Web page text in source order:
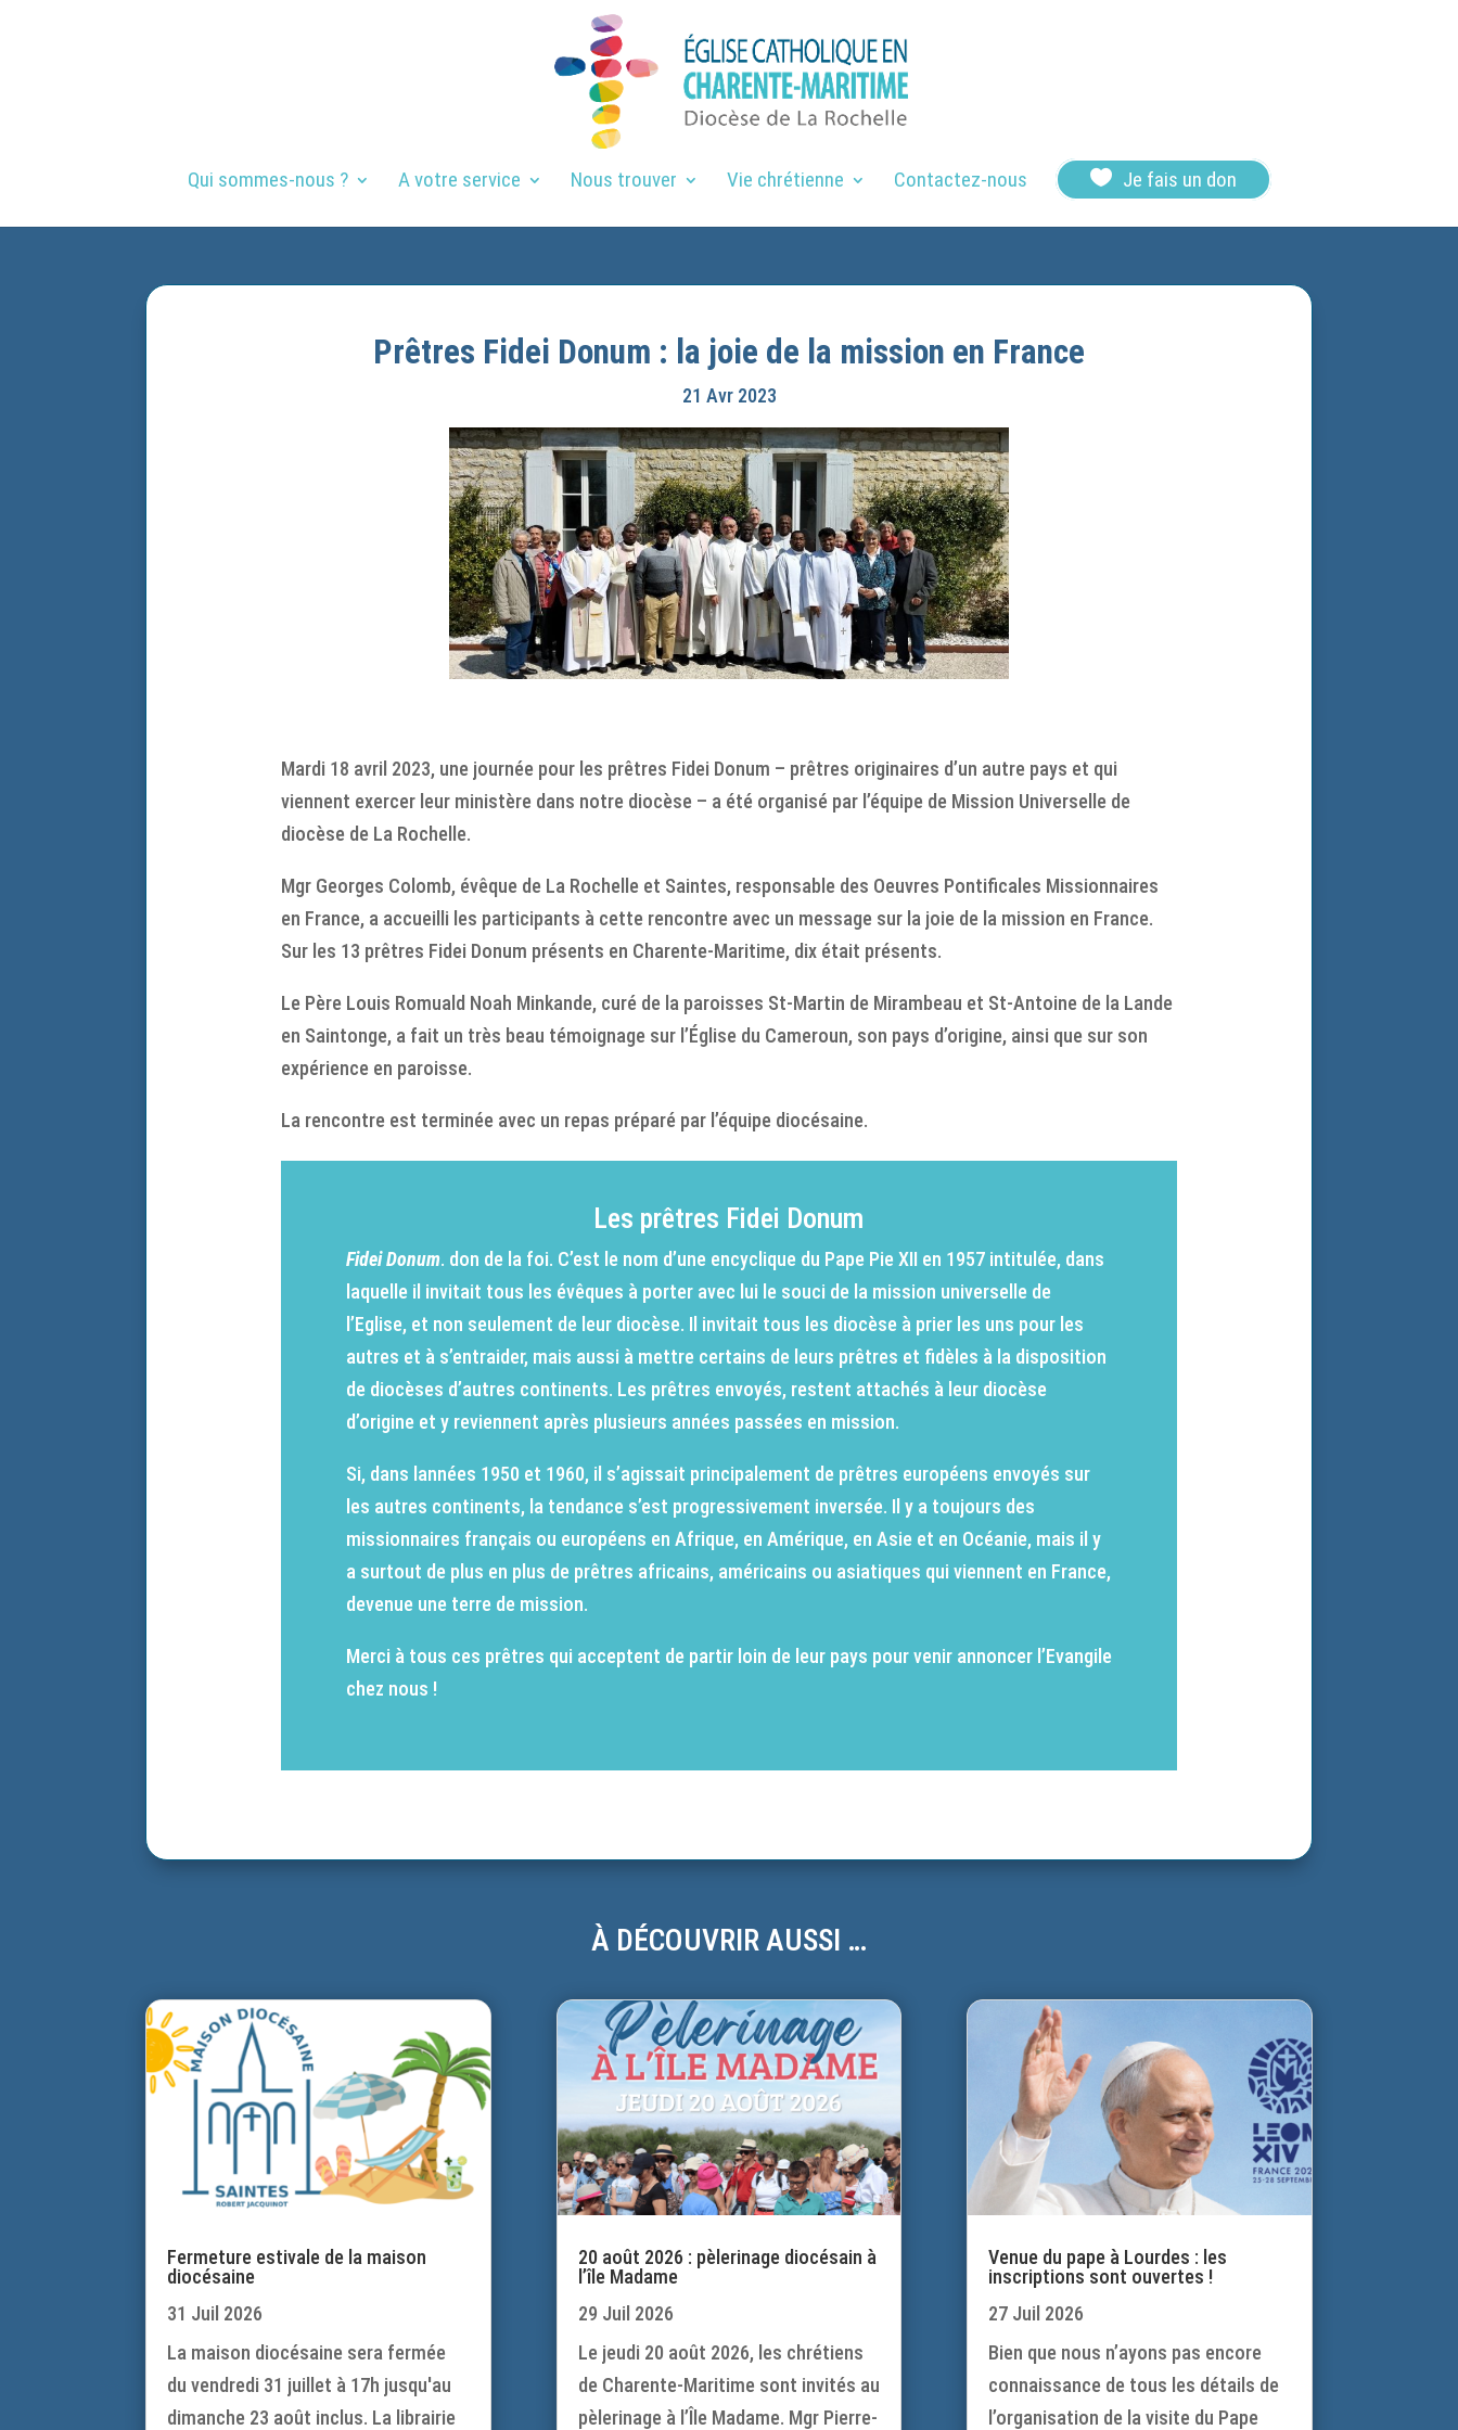
Qui sommes-nous ? A votre service Nous trouver Vie chrétienne Contactez-nous  Je fais un don
Prêtres Fidei Donum : la joie de la mission en France
21 Avr 2023
Mardi 18 avril 2023, une journée pour les prêtres Fidei Donum – prêtres originaires d’un autre pays et qui
viennent exercer leur ministère dans notre diocèse – a été organisé par l’équipe de Mission Universelle de
diocèse de La Rochelle.
Mgr Georges Colomb, évêque de La Rochelle et Saintes, responsable des Oeuvres Pontificales Missionnaires
en France, a accueilli les participants à cette rencontre avec un message sur la joie de la mission en France.
Sur les 13 prêtres Fidei Donum présents en Charente-Maritime, dix était présents.
Le Père Louis Romuald Noah Minkande, curé de la paroisses St-Martin de Mirambeau et St-Antoine de la Lande
en Saintonge, a fait un très beau témoignage sur l’Église du Cameroun, son pays d’origine, ainsi que sur son
expérience en paroisse.
La rencontre est terminée avec un repas préparé par l’équipe diocésaine.
Les prêtres Fidei Donum
Fidei Donum. don de la foi. C’est le nom d’une encyclique du Pape Pie XII en 1957 intitulée, dans
laquelle il invitait tous les évêques à porter avec lui le souci de la mission universelle de
l’Eglise, et non seulement de leur diocèse. Il invitait tous les diocèse à prier les uns pour les
autres et à s’entraider, mais aussi à mettre certains de leurs prêtres et fidèles à la disposition
de diocèses d’autres continents. Les prêtres envoyés, restent attachés à leur diocèse
d’origine et y reviennent après plusieurs années passées en mission.
Si, dans lannées 1950 et 1960, il s’agissait principalement de prêtres européens envoyés sur
les autres continents, la tendance s’est progressivement inversée. Il y a toujours des
missionnaires français ou européens en Afrique, en Amérique, en Asie et en Océanie, mais il y
a surtout de plus en plus de prêtres africains, américains ou asiatiques qui viennent en France,
devenue une terre de mission.
Merci à tous ces prêtres qui acceptent de partir loin de leur pays pour venir annoncer l’Evangile
chez nous !
À DÉCOUVRIR AUSSI …
Fermeture estivale de la maison
diocésaine
31 Juil 2026
La maison diocésaine sera fermée
du vendredi 31 juillet à 17h jusqu'au
dimanche 23 août inclus. La librairie
20 août 2026 : pèlerinage diocésain à
l’île Madame
29 Juil 2026
Le jeudi 20 août 2026, les chrétiens
de Charente-Maritime sont invités au
pèlerinage à l’Île Madame. Mgr Pierre-
Venue du pape à Lourdes : les
inscriptions sont ouvertes !
27 Juil 2026
Bien que nous n’ayons pas encore
connaissance de tous les détails de
l’organisation de la visite du Pape